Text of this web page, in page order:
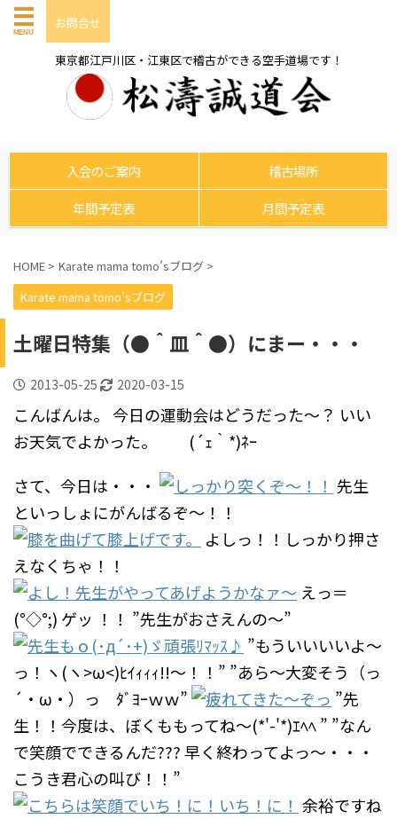
お問合せ
東京都江戸川区・江東区で稽古ができる空手道場です！
入会のご案内
稽古場所
年間予定表
月間予定表
HOME > Karate mama tomo’sブログ >
Karate mama tomo’sブログ
土曜日特集（●＾皿＾●）にまー・・・
2013-05-25 2020-03-15
こんばんは。 今日の運動会はどうだった～？ いい
お天気でよかった。 (´ｪ｀*)ﾈｰ
さて、今日は・・・
先生
といっしょにがんばるぞ～！！
よしっ！！しっかり押さ
えなくちゃ！！
えっ＝
(°◇°;) ゲッ ！！ ”先生がおさえんの～”
”もういいいいよ～
っ！ヽ(ヽ>ω<)ﾋｲｨｨｨ!!～！！” ”あら～大変そう（っ
´・ω・）っ ﾀﾞﾖｰｗｗ”
”先
生！！今度は、ぼくももってね～(*'-'*)ｴﾍﾍ ” ”なん
で笑顔でできるんだ???早く終わってよっ～・・・
こうき君心の叫び！！”
余裕ですね